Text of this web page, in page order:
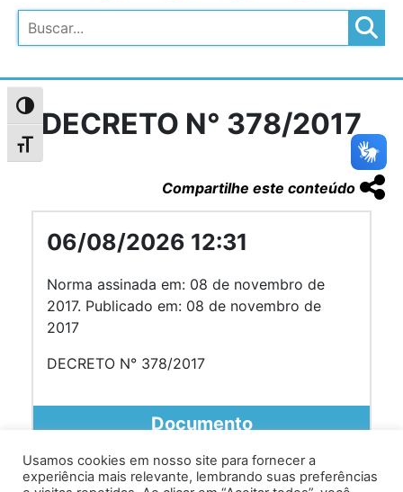
Alternar alto contraste
Alternar tamanho da fonte
Pesquisar
DECRETO N° 378/2017
Compartilhe este conteúdo
06/08/2026 12:31
Norma assinada em: 08 de novembro de
2017. Publicado em: 08 de novembro de
2017
DECRETO N° 378/2017
Documento
Usamos cookies em nosso site para fornecer a
experiência mais relevante, lembrando suas preferências